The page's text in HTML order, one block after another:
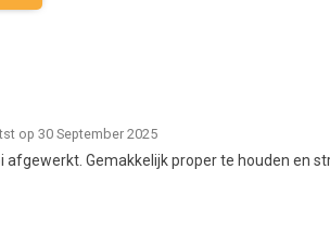
op 30 September 2025
afgewerkt. Gemakkelijk proper te houden en